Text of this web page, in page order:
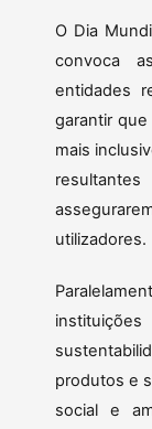
O Dia
convoca
entidades
garantir
mais
utilizadores.
produtos e
social e